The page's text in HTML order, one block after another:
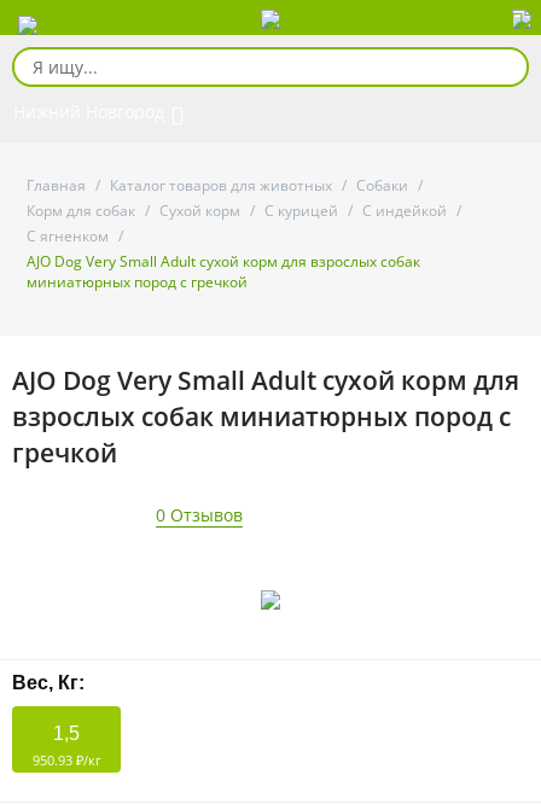
Главная / Каталог товаров для животных / Собаки /
Корм для собак / Сухой корм / С курицей / С индейкой /
С ягненком /
AJO Dog Very Small Adult сухой корм для взрослых собак
миниатюрных пород с гречкой
AJO Dog Very Small Adult сухой корм для
взрослых собак миниатюрных пород с
гречкой
0 Отзывов
Вес, Кг:
1,5
950.93 ₽/кг